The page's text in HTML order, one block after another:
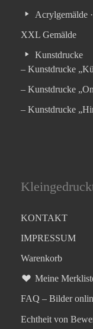
Acrylgemälde
XXL Gemälde
Kunstdrucke
– Kunstdrucke
– Kunstdrucke
– Kunstdrucke
KONTAKT
IMPRESSUM
Warenkorb
Meine
FAQ – Bilder
Echtheit von